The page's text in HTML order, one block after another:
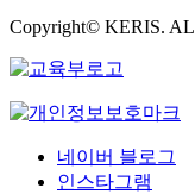
Copyright© KERIS.
네이버 블로그
인스타그램